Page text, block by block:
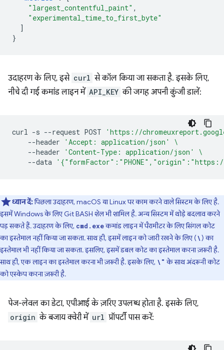
"largest_contentful_paint" ,
"experimental_time_to_first_byte"
]
}
उदाहरण के लिए, इसे curl से कॉल किया जा सकता है. इसके लिए,
नीचे दी गई कमांड लाइन में API_KEY की जगह अपनी कुंजी डालें:
curl -s --request POST
'https://
--header
'Accept: application/json'
\
--header
'Content-Type: application/json'
\
--data
ध्यान दें:पिछला उदाहरण, macOS या Linux पर काम करने वाले सिस्टम के लिए है.
इसमें Windows के लिए Git BASH शेल भी शामिल है. अन्य सिस्टम में थोड़े बदलाव करने
पड़ सकते हैं. उदाहरण के लिए, cmd.exeकमांड लाइन में पैरामीटर के लिए सिंगल कोट
का इस्तेमाल नहीं किया जा सकता. साथ ही, इसमें लाइन को जारी रखने के लिए (\) का
इस्तेमाल भी नहीं किया जा सकता. इसलिए, इसमें डबल कोट का इस्तेमाल करना ज़रूरी है.
साथ ही, एक लाइन का इस्तेमाल करना भी ज़रूरी है. इसके लिए, \" के साथ अंदरूनी कोट
को एस्केप करना ज़रूरी है.
पेज-लेवल का डेटा, एपीआई के ज़रिए उपलब्ध होता है. इसके लिए,
origin के बजाय क्वेरी में url प्रॉपर्टी पास करें: